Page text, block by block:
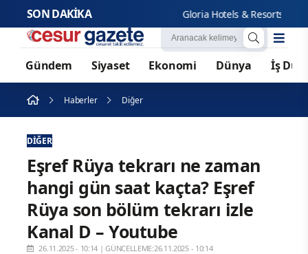
SON DAKİKA Gloria Hotels & Resorts, Ödüllü
Gündem Siyaset Ekonomi Dünya İş
Haberler Diğer
DIĞER
Eşref Rüya tekrarı ne zaman
hangi gün saat kaçta? Eşref
Rüya son bölüm tekrarı izle
Kanal D – Youtube
26.11.2025 - 10:14 |GÜNCELLEME:26.11.2025 - 10:14